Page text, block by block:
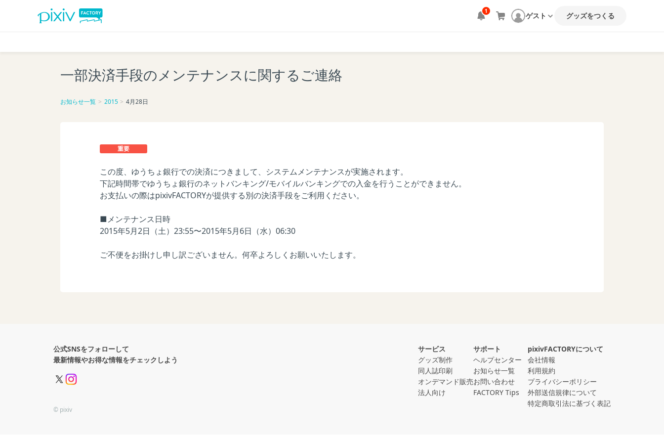
1 ゲスト グッズをつくる
一部決済手段のメンテナンスに関するご連絡
お知らせ一覧 2015 4月28日
重要
この度、ゆうちょ銀行での決済につきまして、システムメンテナンスが実施されます。
下記時間帯でゆうちょ銀行のネットバンキング/モバイルバンキングでの入金を行うことができません。
お支払いの際はpixivFACTORYが提供する別の決済手段をご利用ください。
■メンテナンス日時
2015年5月2日（土）23:55〜2015年5月6日（水）06:30
ご不便をお掛けし申し訳ございません。何卒よろしくお願いいたします。
公式SNSをフォローして
最新情報やお得な情報をチェックしよう
サービス
グッズ制作
同人誌印刷
オンデマンド販売
法人向け
サポート
ヘルプセンター
お知らせ一覧
お問い合わせ
FACTORY Tips
pixivFACTORYについて
会社情報
利用規約
プライバシーポリシー
外部送信規律について
特定商取引法に基づく表記
© pixiv